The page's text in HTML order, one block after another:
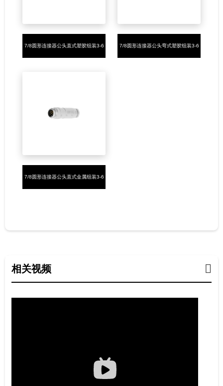
7/8圆形连接器公头直式塑胶组装3-6 7/8圆形连接器公头弯式塑胶组装3-6
7/8圆形连接器公头直式金属组装3-6
相关视频